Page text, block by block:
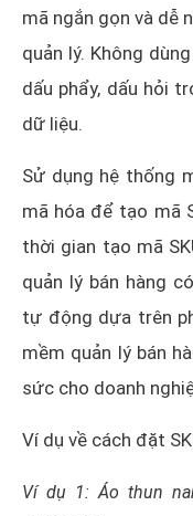
mã ngắn gọn và dễ
quản lý. Không
dấu phẩy, dấu hỏi
dữ liệu.
Sử dụng hệ thống
mã hóa để tạo mã
thời gian tạo mã
quản lý bán hàng
tự động dựa trên
mềm quản lý bán
sức cho doanh
Ví dụ về cách đặt
Ví dụ 1: Áo thun